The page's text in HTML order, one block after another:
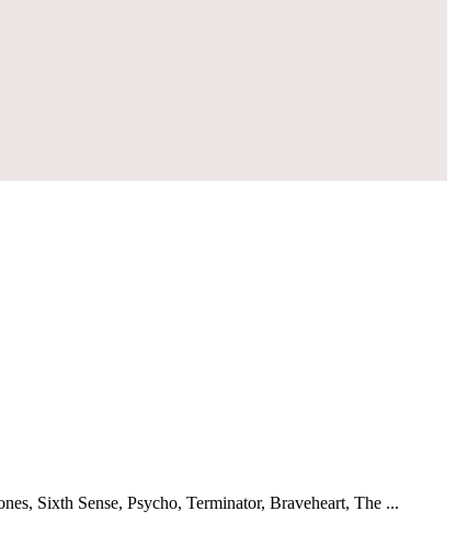
Sixth Sense, Psycho, Terminator, Braveheart, The ...